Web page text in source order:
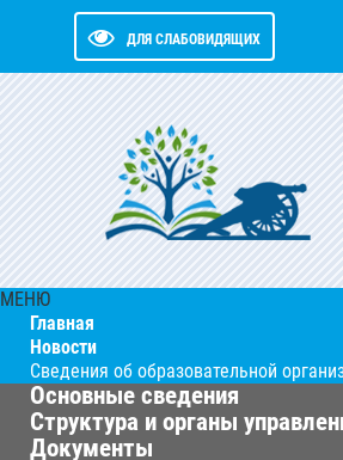
ДЛЯ СЛАБОВИДЯЩИХ
МЕНЮ
Главная
Новости
Сведения об образовательной
Основные сведения
Структура и органы
Документы